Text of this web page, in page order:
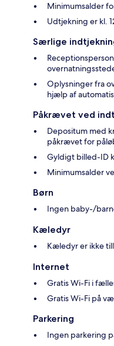
Minimumsalder
Udtjekning er kl.
Særlige
Oplysninger fra
hjælp af
Påkrævet ved
Depositum med
påkrævet for
Gyldigt billed-ID
Minimumsalder
Børn
Ingen baby-/
Kæledyr
Kæledyr er ikke
Internet
Gratis Wi-Fi i
Gratis Wi-Fi på
Parkering
Ingen parkering